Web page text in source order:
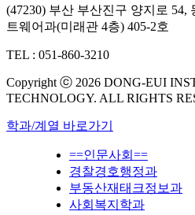
(47230) 부산 부산진구 양지로 54,
트웨어과(미래관 4층) 405-2호
TEL : 051-860-3210
Copyright ⓒ 2026 DONG-EUI
TECHNOLOGY. ALL RIGHTS
학과/계열 바로가기
==인문사회==
경찰경호행정과
부동산재태크정보과
사회복지학과